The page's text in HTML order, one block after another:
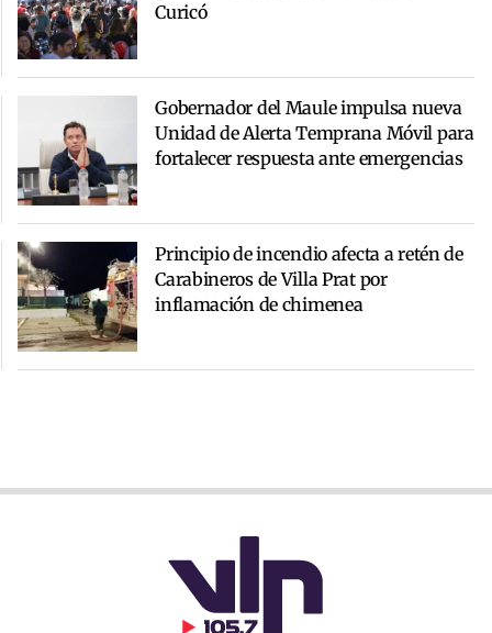
Curicó
Gobernador del Maule impulsa nueva
Unidad de Alerta Temprana Móvil para
fortalecer respuesta ante emergencias
Principio de incendio afecta a retén de
Carabineros de Villa Prat por
inflamación de chimenea